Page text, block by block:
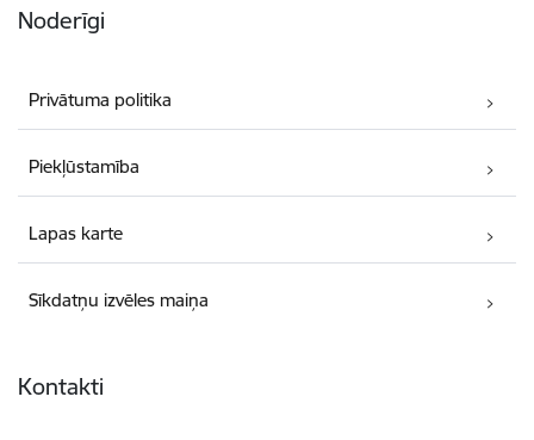
Noderīgi
Privātuma politika
Piekļūstamība
Lapas karte
Sīkdatņu izvēles maiņa
Kontakti